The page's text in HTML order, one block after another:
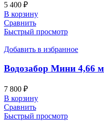
5 400 ₽
В корзину
Сравнить
Быстрый просмотр
Добавить в избранное
Водозабор Мини 4,66
7 800 ₽
В корзину
Сравнить
Быстрый просмотр